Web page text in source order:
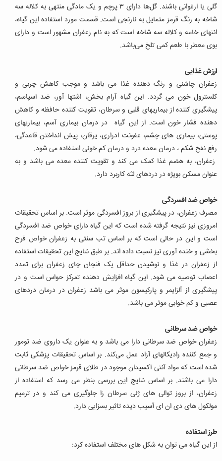
گلی یا ارغوانی باشند. گل‌ها دارای ۳ پرچم و یک مادگی منتهی به کلاله سه
شاخه به رنگ قرمز متمایل به نارنجی است. قسمت مورد استفاده این گیاه،
انتهای خامه و کلاله سه شاخه است که به نام زعفران مشهور است و دارای
بوی معطر با طعم کمی تلخ می‌باشد.
ارزش غذایی
زعفران چاشنی و رنگ دهنده غذا می باشد و موجب کاهش چربی و
کلسترول خون می گردد. این گیاه آرام بخش، اشتها آور، ضد اسپاسم،
پیشگیری کننده از بیماریهای قلبی و سرطان، تقویت کننده حافظه و کاهش
دهنده فشار خون است. از این گیاه در درمان بیماری آسم، بیماریهای
پوستی، بیماری های چشم، عفونت ادراری، یرقان، پیش انداختن قاعدگی،
رفع نفخ شکم ، درمان معده درد و درمان کم خونی استفاده می شود.
زعفران، به هضم غذا کمک می کند و تقویت کننده معده می باشد و به
عنوان مسکن بویژه در دردهای لثه کاربرد دارد.
خواص ضد افسردگی
مصرف زعفران، در پیشگیری از بروز افسردگی موثر است. بر اساس تحقیقات
امروزی نیز نتیجه گرفته شده است که این گیاه دارای خواص ضد افسردگی
است و این در حالی است که بر اساس تب سنتی به زعفران خواص فرح
بخشی و خنده آوری نیز نسبت داده اند. بر طبق نتایج این تحقیقات استفاده
از زعفران در غذا و نوشیدن حداقل یک فنجان چای زعفران برای تمدد
اعصاب توصیه می شود. این گیاه افزایش دهنده تمرکز حواس است و در
پیشگیری از آلزایمر و پارکیسون موثر می باشد زعفران در درمان دردهای
عصبی و کم خوابی موثر می باشد.
خواص ضد سرطانی
زعفران خواص ضد سرطانی دارا می باشد و به عنوان یک داروی ضد تومور
و جمع کننده رادیکالهای آزاد عمل می‌کند. بر اساس تحقیقات پزشکی ثابت
شده است که مواد آنتی اکسیدان موجود در طلای قرمز خواص ضد سرطانی
دارا می باشند. بر اساس نتایج این بررسی بنظر می رسد که استفاده از
زعفران، از بروز توالی های ژنی سرطان زا جلوگیری می کند و در ترمیم
مولکول های دی ان ای آسیب دیده تاثیر بسزایی دارد.
طرز استفاده
از این گیاه می توان به شکل های مختلف استفاده کرد: